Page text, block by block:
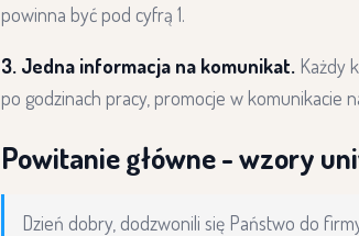
powinna być pod cyfrą 1.
3. Jedna informacja na komunikat. Każdy
po godzinach pracy, promocje w komunikacie
Powitanie główne - wzory
Dzień dobry, dodzwonili się Państwo do